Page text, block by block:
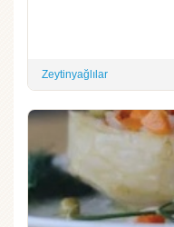
Zeytinyağlılar